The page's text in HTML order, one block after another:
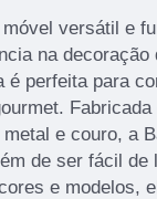
versátil e
na
é perfeita para
e couro, a
de ser fácil de
e modelos,